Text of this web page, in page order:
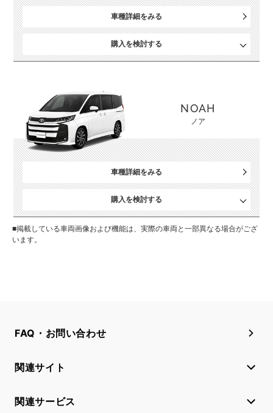
車種詳細をみる
購入を検討する
NOAH
ノア
車種詳細をみる
購入を検討する
■掲載している車両画像および機能は、実際の車両と一部異なる場合がござ
います。
FAQ・お問い合わせ
関連サイト
関連サービス